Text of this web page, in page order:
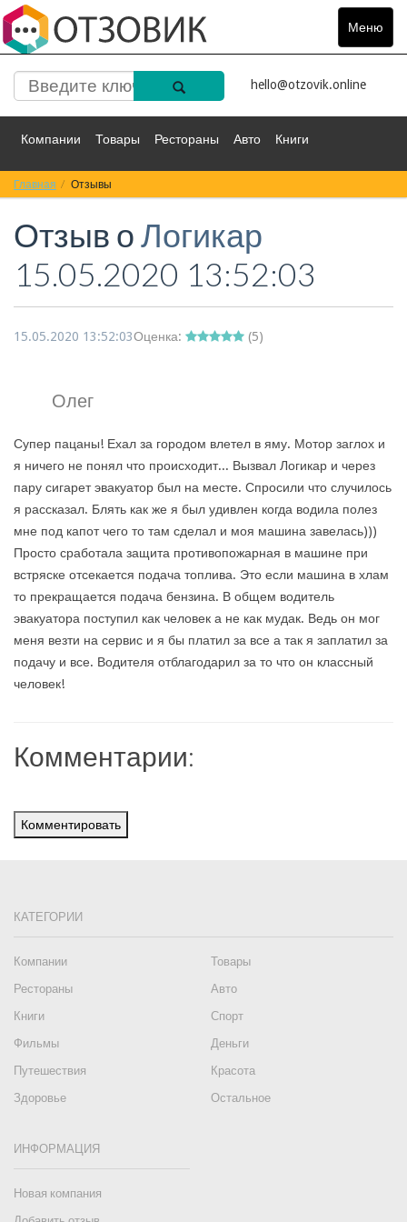
Меню
Toggle
hello@otzovik.online
Компании Товары Рестораны Авто Книги
Спорт Фильмы
Красота Здоровье Остальное
Главная Отзывы
Отзыв оЛогикар
15.05.2020 13:52:03
15.05.2020 13:52:03Оценка: (5)
Олег
Супер пацаны! Ехал за городом влетел в яму. Мотор заглох и
я ничего не понял что происходит... Вызвал Логикар и через
пару сигарет эвакуатор был на месте. Спросили что случилось
я рассказал. Блять как же я был удивлен когда водила полез
мне под капот чего то там сделал и моя машина завелась)))
Просто сработала защита противопожарная в машине при
встряске отсекается подача топлива. Это если машина в хлам
то прекращается подача бензина. В общем водитель
эвакуатора поступил как человек а не как мудак. Ведь он мог
меня везти на сервис и я бы платил за все а так я заплатил за
подачу и все. Водителя отблагодарил за то что он классный
человек!
Комментарии:
Комментировать
КАТЕГОРИИ
Компании
Товары
Рестораны
Авто
Книги
Спорт
Фильмы
Деньги
Путешествия
Красота
Здоровье
Остальное
ИНФОРМАЦИЯ
Новая компания